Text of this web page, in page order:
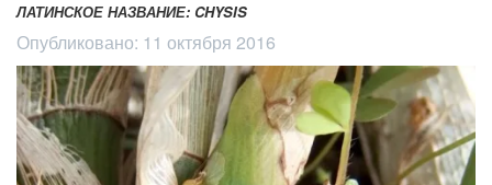
ЛАТИНСКОЕ НАЗВАНИЕ: CHYSIS
Опубликовано: 11 октября 2016